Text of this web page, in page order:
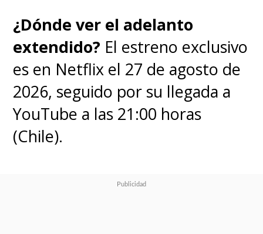
¿Dónde ver el adelanto
extendido? El estreno exclusivo
es en Netflix el 27 de agosto de
2026, seguido por su llegada a
YouTube a las 21:00 horas
(Chile).